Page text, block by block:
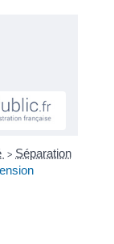
> Séparation